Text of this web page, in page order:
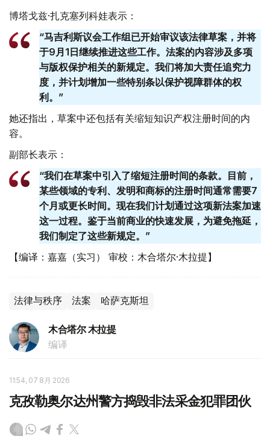
博塔戈兹·扎克塞列科娃表示：
“马吉利斯议会工作组已开始审议该法律草案，并将
于9月1日继续推进这些工作。法案的内容涉及多项
与版权保护相关的新规定。我们将加大责任追究力
度，并计划增加一些特别条以保护视障群体的权
利。”
她还指出，草案中还包括有关缩短知识产权注册时间的内
容。
副部长表示：
“我们在草案中引入了缩短注册时间的条款。目前，
某些领域的专利、发明和商标的注册时间通常需要7
个月或更长时间。现在我们计划通过这项新法案加速
这一过程。鉴于当前商业的快速发展，为避免拖延，
我们制定了这些新规定。”
【编译：嘉嘉（实习） 审校：木合塔尔·木拉提】
法律与秩序 法案 哈萨克斯坦
木合塔尔 木拉提
编译
11:54, 07 8月 2026
克孜勒奥尔达州警方捣毁非法采金犯罪团伙